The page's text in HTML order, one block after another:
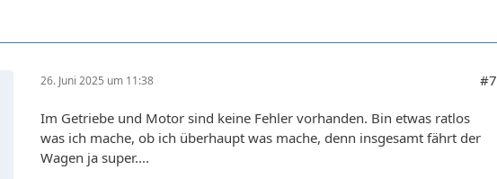
26. Juni 2025 um 11:38 #7
Im Getriebe und Motor sind keine Fehler vorhanden. Bin etwas ratlos
was ich mache, ob ich überhaupt was mache, denn insgesamt fährt der
Wagen ja super....